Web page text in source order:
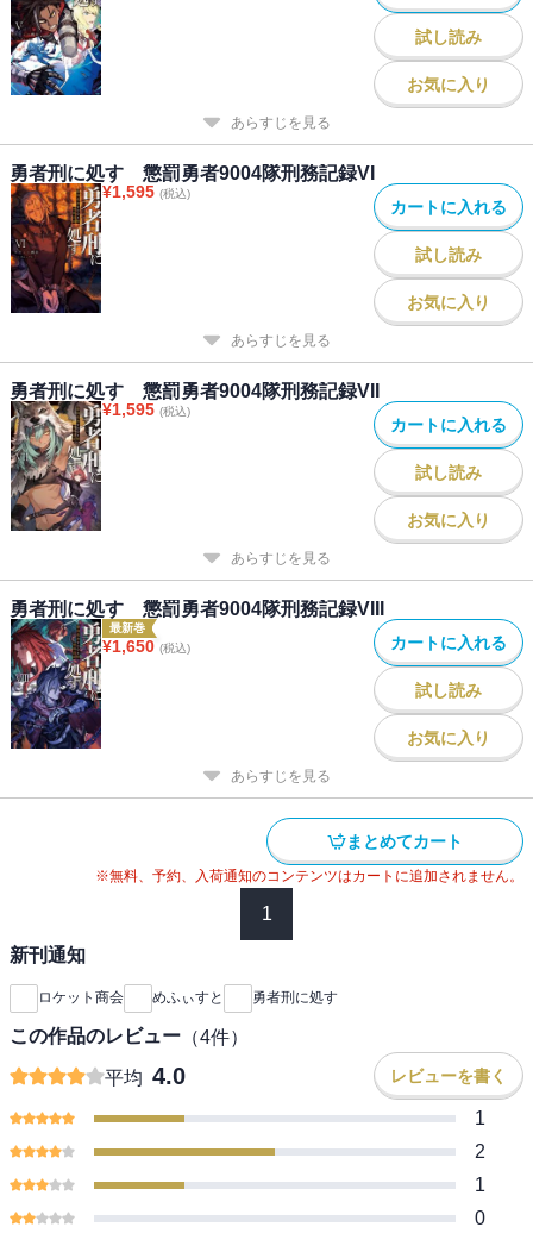
試し読み
お気に入り
あらすじを見る
勇者刑に処す 懲罰勇者9004隊刑務記録VI
¥1,595 (税込)
カートに入れる
試し読み
お気に入り
あらすじを見る
勇者刑に処す 懲罰勇者9004隊刑務記録VII
¥1,595 (税込)
カートに入れる
試し読み
お気に入り
あらすじを見る
勇者刑に処す 懲罰勇者9004隊刑務記録VIII
最新巻
¥1,650 (税込) カートに入れる
試し読み
お気に入り
あらすじを見る
まとめてカート
※無料、予約、入荷通知のコンテンツはカートに追加されません。
1
新刊通知
ロケット商会 めふぃすと 勇者刑に処す
この作品のレビュー （4件）
平均 4.0 レビューを書く
1
2
1
0